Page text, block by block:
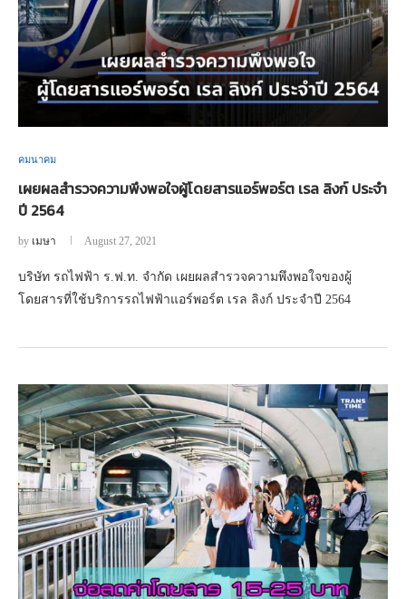
คมนาคม
เผยผลสำรวจความพึงพอใจผู้โดยสารแอร์พอร์ต เรล ลิงก์ ประจำ
ปี 2564
by เมษา August 27, 2021
บริษัท รถไฟฟ้า ร.ฟ.ท. จำกัด เผยผลสำรวจความพึงพอใจของผู้
โดยสารที่ใช้บริการรถไฟฟ้าแอร์พอร์ต เรล ลิงก์ ประจำปี 2564